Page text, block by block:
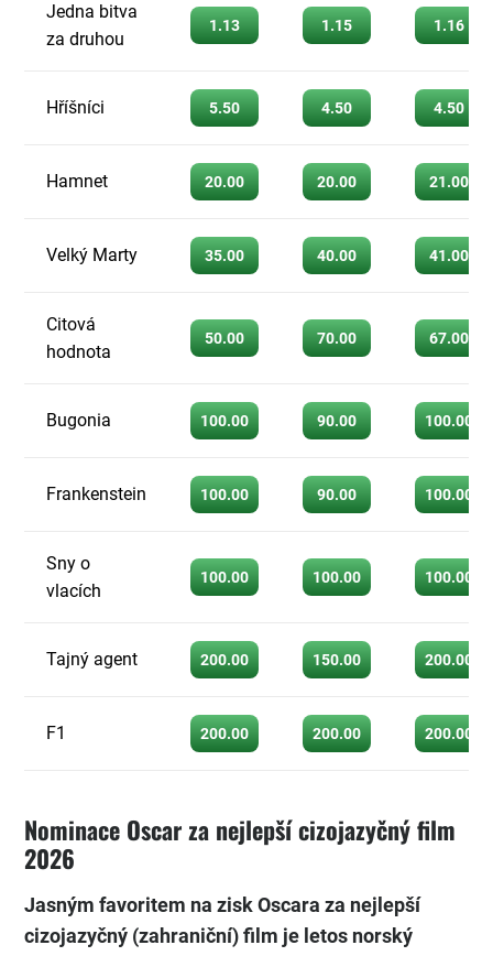
Jedna bitva
za druhou
1.13 1.15 1.16
Hříšníci 5.50 4.50 4.50
Hamnet 20.00 20.00 21.00
Velký Marty 35.00 40.00 41.00
Citová
hodnota
50.00 70.00 67.00
Bugonia 100.00 90.00 100.00
Frankenstein 100.00 90.00 100.00
Sny o
vlacích
100.00 100.00 100.00
Tajný agent 200.00 150.00 200.00
F1 200.00 200.00 200.00
Nominace Oscar za nejlepší cizojazyčný film
2026
Jasným favoritem na zisk Oscara za nejlepší
cizojazyčný (zahraniční) film je letos norský